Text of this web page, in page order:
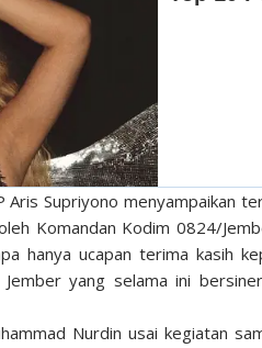
Aris Supriyono menyampaikan
Komandan Kodim 0824/
hanya ucapan terima kasih
yang selama ini
Nurdin usai kegiatan